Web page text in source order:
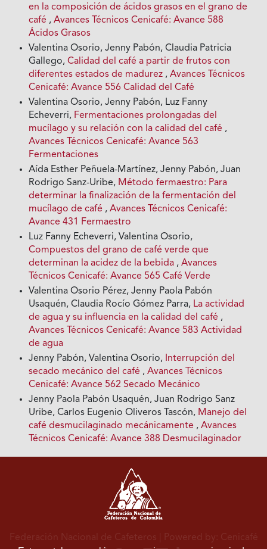
en la composición de ácidos grasos en el grano de
café ,Avances Técnicos Cenicafé: Avance 588
Ácidos Grasos
Valentina Osorio, Jenny Pabón, Claudia Patricia
Gallego,Calidad del café a partir de frutos con
diferentes estados de madurez ,Avances Técnicos
Cenicafé: Avance 556 Calidad del Café
Valentina Osorio, Jenny Pabón, Luz Fanny
Echeverri, Fermentaciones prolongadas del
mucílago y su relación con la calidad del café ,
Avances Técnicos Cenicafé: Avance 563
Fermentaciones
Aída Esther Peñuela-Martínez, Jenny Pabón, Juan
Rodrigo Sanz-Uribe, Método fermaestro: Para
determinar la finalización de la fermentación del
mucílago de café ,Avances Técnicos Cenicafé:
Avance 431 Fermaestro
Luz Fanny Echeverri, Valentina Osorio,
Compuestos del grano de café verde que
determinan la acidez de la bebida ,Avances
Técnicos Cenicafé: Avance 565 Café Verde
Valentina Osorio Pérez, Jenny Paola Pabón
Usaquén, Claudia Rocío Gómez Parra, La actividad
de agua y su influencia en la calidad del café ,
Avances Técnicos Cenicafé: Avance 583 Actividad
de agua
Jenny Pabón, Valentina Osorio, Interrupción del
secado mecánico del café ,Avances Técnicos
Cenicafé: Avance 562 Secado Mecánico
Jenny Paola Pabón Usaquén, Juan Rodrigo Sanz
Uribe, Carlos Eugenio Oliveros Tascón, Manejo del
café desmucilaginado mecánicamente ,Avances
Técnicos Cenicafé: Avance 388 Desmucilaginador
Federación Nacional de Cafeteros | Powered by: Cenicafé